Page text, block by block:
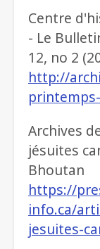
Centre
- Le
12, no 2
http://
Archives
jésuites
Bhoutan
https://
info.ca/
jesuites-